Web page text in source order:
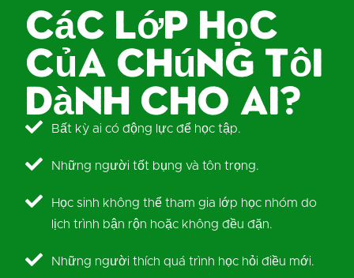
Các lớp học
của chúng tôi
dành cho ai?
Bất kỳ ai có động lực để học tập.
Những người tốt bụng và tôn trọng.
Học sinh không thể tham gia lớp học nhóm do
lịch trình bận rộn hoặc không đều đặn.
Những người thích quá trình học hỏi điều mới.